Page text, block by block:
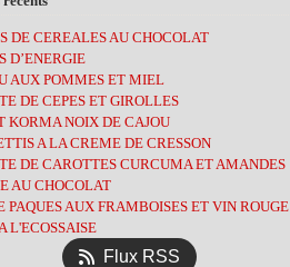
(1)
(3)
(2)
(5)
(7)
(3)
(6)
(13)
(5)
(10)
(8)
(9)
(8)
(3)
(9)
(4)
(14)
(11)
(12)
DE CEREALES AU CHOCOLAT
D’ENERGIE
AUX POMMES ET MIEL
DE CEPES ET GIROLLES
KORMA NOIX DE CAJOU
A LA CREME DE CRESSON
DE CAROTTES CURCUMA ET AMANDES
AU CHOCOLAT
PAQUES AUX FRAMBOISES ET VIN ROUGE
L'ECOSSAISE
Flux RSS